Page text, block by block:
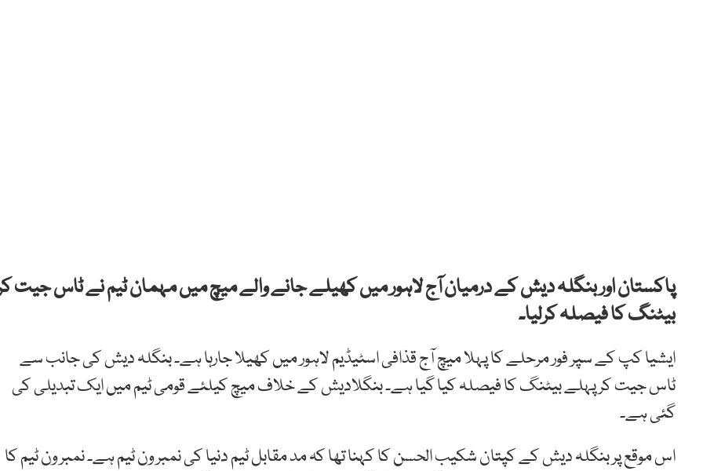
پاکستان اور بنگلہ دیش کے درمیان آج لاہور میں کھیلے جانے والے میچ میں مہمان ٹیم نے ٹاس جیت
بیٹنگ کا فیصلہ کرلیا۔
ایشیا کپ کے سپر فور مرحلے کا پہلا میچ آج قذافی اسٹیڈیم لاہور میں کھیلا جارہا ہے۔ بنگلہ دیش کی جانب سے
ٹاس جیت کر پہلے بیٹنگ کا فیصلہ کیا گیا ہے۔ بنگلادیش کے خلاف میچ کیلئے قومی ٹیم میں ایک تبدیلی کی
گئی ہے۔
اس موقع پر بنگلہ دیش کے کپتان شکیب الحسن کا کہنا تھا کہ مد مقابل ٹیم دنیا کی نمبر ون ٹیم ہے۔ نمبر ون ٹیم کا